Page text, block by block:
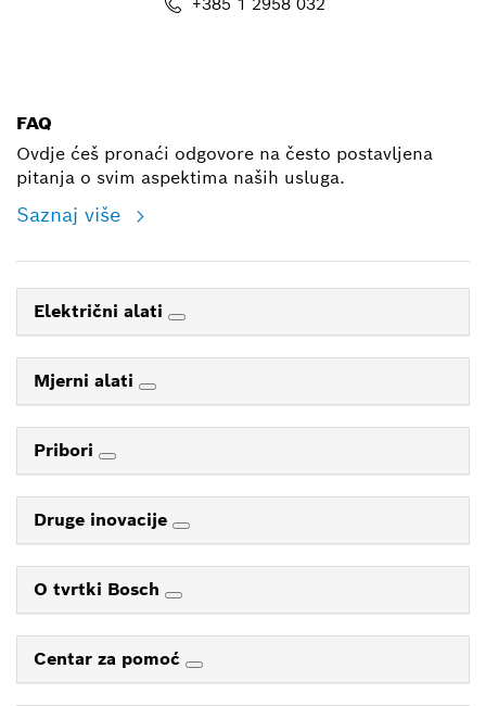
FAQ
Ovdje ćeš pronaći odgovore na često postavljena
pitanja o svim aspektima naših usluga.
Saznaj više
Električni alati
Mjerni alati
Pribori
Druge inovacije
O tvrtki Bosch
Centar za pomoć